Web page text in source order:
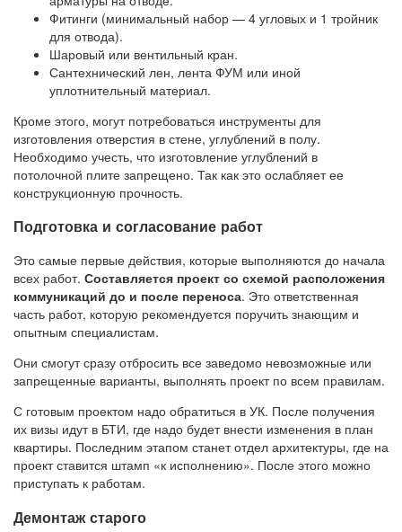
Фитинги (минимальный набор — 4 угловых и 1 тройник
для отвода).
Шаровый или вентильный кран.
Сантехнический лен, лента ФУМ или иной
уплотнительный материал.
Кроме этого, могут потребоваться инструменты для
изготовления отверстия в стене, углублений в полу.
Необходимо учесть, что изготовление углублений в
потолочной плите запрещено. Так как это ослабляет ее
конструкционную прочность.
Подготовка и согласование работ
Это самые первые действия, которые выполняются до начала
всех работ. Составляется проект со схемой расположения
коммуникаций до и после переноса. Это ответственная
часть работ, которую рекомендуется поручить знающим и
опытным специалистам.
Они смогут сразу отбросить все заведомо невозможные или
запрещенные варианты, выполнять проект по всем правилам.
С готовым проектом надо обратиться в УК. После получения
их визы идут в БТИ, где надо будет внести изменения в план
квартиры. Последним этапом станет отдел архитектуры, где на
проект ставится штамп «к исполнению». После этого можно
приступать к работам.
Демонтаж старого